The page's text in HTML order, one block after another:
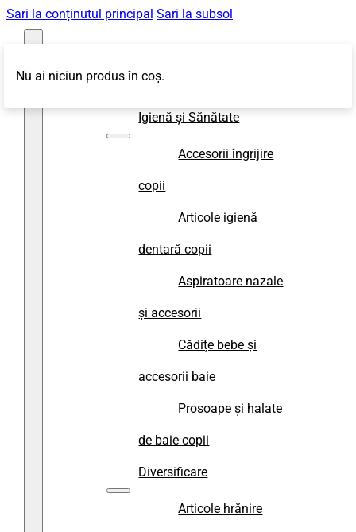
Sari la conținutul principal Sari la subsol
Igienă și Sănătate
Accesorii îngrijire
copii
Articole igienă
dentară copii
Aspiratoare nazale
și accesorii
Cădițe bebe și
accesorii baie
Prosoape și halate
de baie copii
Diversificare
Articole hrănire
Nu ai niciun produs în coș.